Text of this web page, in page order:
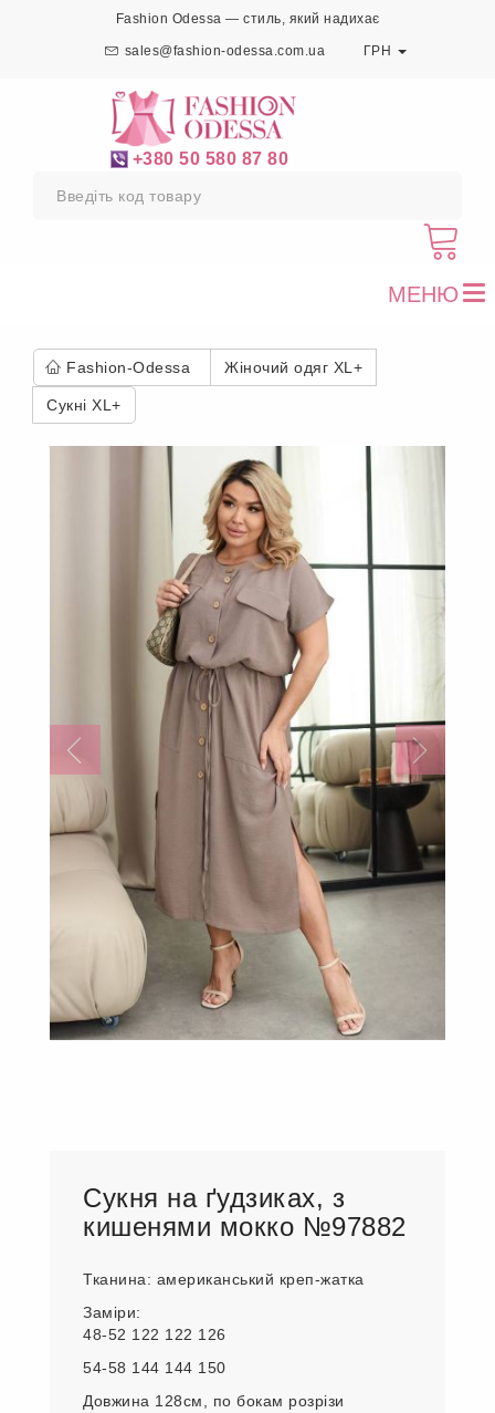
Fashion Odessa — стиль, який надихає
sales@fashion-odessa.com.ua ГРН
+380 50 580 87 80
МЕНЮ
Fashion-Odessa Жіночий одяг XL+
Сукні XL+
Сукня на ґудзиках, з
кишенями мокко №97882
Тканина: американський креп-жатка
Заміри:
48-52 122 122 126
54-58 144 144 150
Довжина 128см, по бокам розрізи